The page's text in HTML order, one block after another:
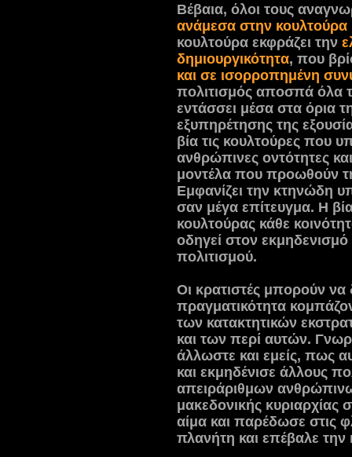
Βέβαια, όλοι τους
ανάμεσα στην κουλτούρα
κουλτούρα εκφράζει την
δημιουργικότητα, που
και σε ισορροπημένη
πολιτισμός αποσπά όλα
εντάσσει μέσα στα όρια
εξυπηρέτησης της
βία τις κουλτούρες που
ανθρώπινες οντότητες
μοντέλα που προωθούν
Εμφανίζει την κτηνώδη
σαν μέγα επίτευγμα. Η
κουλτούρας κάθε
οδηγεί στον
πολιτισμού.
Οι κρατιστές μπορούν
πραγματικότητα
των κατακτητικών
και των περί αυτών.
άλλωστε και εμείς, πως
και εκμηδένισε άλλους
απειράριθμων
μακεδονικής
αίμα και παρέδωσε στις
πλανήτη και επέβαλε την